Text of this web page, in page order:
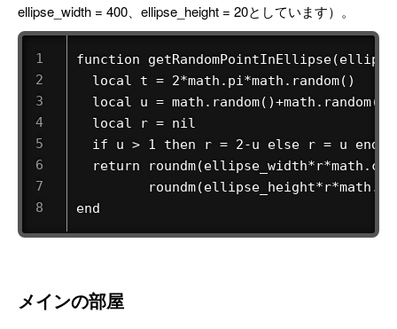
ellipse_width = 400、ellipse_height = 20としています）。
function
  local t = 2*math.pi*math.random()
  local u = math.random()+math.random()
  local r = nil
  if u > 1 then r = 2-u else r = u end
return
end
メインの部屋